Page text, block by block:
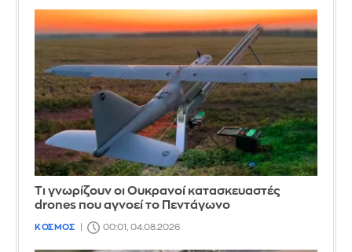
Τι γνωρίζουν οι Ουκρανοί κατασκευαστές
drones που αγνοεί το Πεντάγωνο
ΚΟΣΜΟΣ 00:01, 04.08.2026